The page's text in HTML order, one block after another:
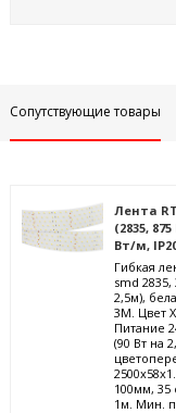
Сопутствующие товары
Лента RT
(2835,
Вт/м,
Гибкая
smd
2,5м),
3М. Цвет
Питание
(90 Вт на
100мм, 35
1м. Мин.